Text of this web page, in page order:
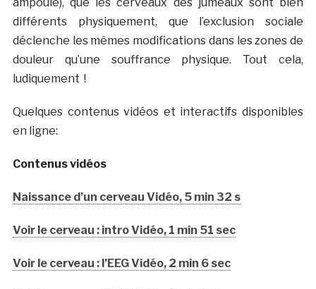
différents physiquement, que l’exclusion sociale
déclenche les mêmes modifications dans les zones de
douleur qu’une souffrance physique. Tout cela,
ludiquement !
Quelques contenus vidéos et interactifs disponibles
en ligne:
Contenus vidéos
Naissance d’un cerveau Vidéo, 5 min 32 s
Voir le cerveau : intro Vidéo, 1 min 51 sec
Voir le cerveau : l’EEG Vidéo, 2 min 6 sec